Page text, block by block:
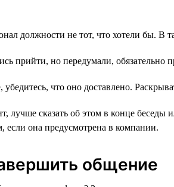
должности не тот, что хотели бы. В
прийти, но передумали, обязательно
что оно доставлено.
сказать об этом в конце беседы
если она предусмотрена в компании.
общение